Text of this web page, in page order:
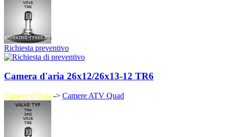
Richiesta preventivo
Camera d'aria 26x12/26x13-12 TR6
Camere d´Aria -> Camere ATV Quad